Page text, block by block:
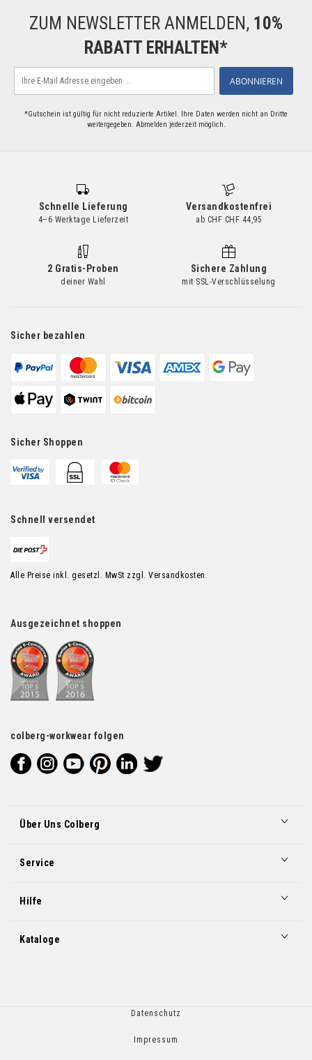
ZUM NEWSLETTER ANMELDEN, 10%
RABATT ERHALTEN*
Sie
ABONNIEREN
*Gutschein ist gültig für nicht reduzierte Artikel. Ihre Daten werden nicht an Dritte
weitergegeben. Abmelden jederzeit möglich.
Schnelle Lieferung
4–6 Werktage Lieferzeit
Versandkostenfrei
ab CHF CHF 44,95
2 Gratis-Proben
deiner Wahl
Sichere Zahlung
mit SSL-Verschlüsselung
Sicher bezahlen
Sicher Shoppen
Schnell versendet
Alle Preise inkl. gesetzl. MwSt zzgl. Versandkosten.
Ausgezeichnet shoppen
colberg-workwear folgen
Über Uns Colberg
Service
Hilfe
Kataloge
Datenschutz
Impressum